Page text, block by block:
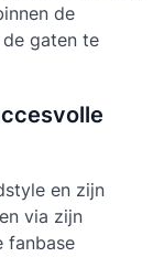
de
gaten te
en zijn
via zijn
fanbase